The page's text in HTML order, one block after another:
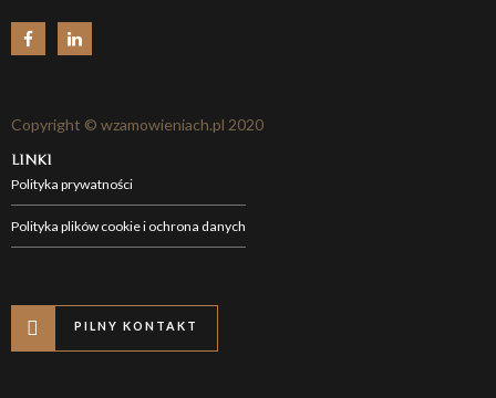
Copyright © wzamowieniach.pl 2020
LINKI
Polityka prywatności
Polityka plików cookie i ochrona danych
PILNY KONTAKT